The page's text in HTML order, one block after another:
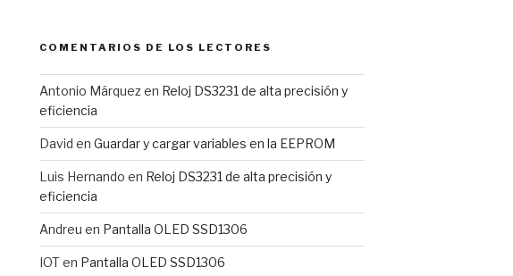
COMENTARIOS DE LOS LECTORES
Antonio Márquezen Reloj DS3231 de alta precisión y
eficiencia
David en Guardar y cargar variables en la EEPROM
Luis Hernando en Reloj DS3231 de alta precisión y
eficiencia
Andreu en Pantalla OLED SSD1306
IOTen Pantalla OLED SSD1306